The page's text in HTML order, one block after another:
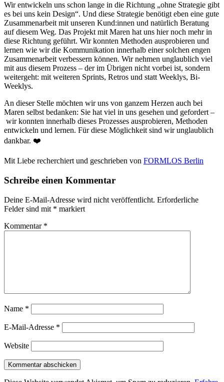
Wir entwickeln uns schon lange in die Richtung „ohne Strategie gibt
es bei uns kein Design“. Und diese Strategie benötigt eben eine gute
Zusammenarbeit mit unseren Kund:innen und natürlich Beratung
auf diesem Weg. Das Projekt mit Maren hat uns hier noch mehr in
diese Richtung geführt. Wir konnten Methoden ausprobieren und
lernen wie wir die Kommunikation innerhalb einer solchen engen
Zusammenarbeit verbessern können. Wir nehmen unglaublich viel
mit aus diesem Prozess – der im Übrigen nicht vorbei ist, sondern
weitergeht: mit weiteren Sprints, Retros und statt Weeklys, Bi-
Weeklys.
An dieser Stelle möchten wir uns von ganzem Herzen auch bei
Maren selbst bedanken: Sie hat viel in uns gesehen und gefordert –
wir konnten innerhalb dieses Prozesses ausprobieren, Methoden
entwickeln und lernen. Für diese Möglichkeit sind wir unglaublich
dankbar. ❤️
Mit Liebe recherchiert und geschrieben von FORMLOS Berlin
Schreibe einen Kommentar
Deine E-Mail-Adresse wird nicht veröffentlicht. Erforderliche
Felder sind mit * markiert
Kommentar *
Name *
E-Mail-Adresse *
Website